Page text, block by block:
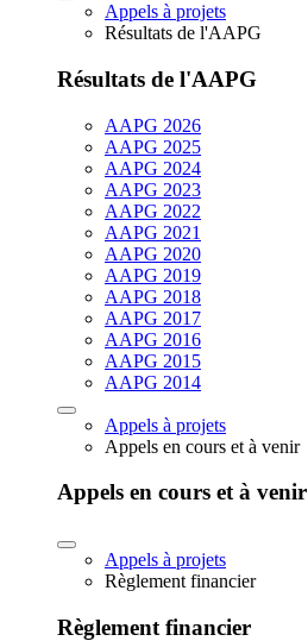
Appels à projets
Résultats de l'AAPG
Résultats de l'AAPG
AAPG 2026
AAPG 2025
AAPG 2024
AAPG 2023
AAPG 2022
AAPG 2021
AAPG 2020
AAPG 2019
AAPG 2018
AAPG 2017
AAPG 2016
AAPG 2015
AAPG 2014
Appels à projets
Appels en cours et à venir
Appels en cours et à venir
Appels à projets
Règlement financier
Règlement financier